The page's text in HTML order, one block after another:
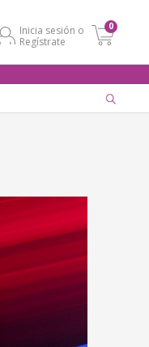
Inicia sesión o
Regístrate
0